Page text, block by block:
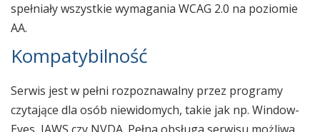
spełniały wszystkie wymagania WCAG 2.0 na poziomie
AA.
Kompatybilność
Serwis jest w pełni rozpoznawalny przez programy
czytające dla osób niewidomych, takie jak np. Window-